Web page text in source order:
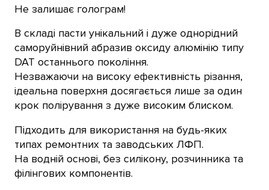
Не залишає голограм!
В складі пасти унікальний і дуже однорідний
саморуйнівний абразив оксиду алюмінію типу
DAT останнього покоління.
Незважаючи на високу ефективність різання,
ідеальна поверхня досягається лише за один
крок полірування з дуже високим блиском.
Підходить для використання на будь-яких
типах ремонтних та заводських ЛФП.
На водній основі, без силікону, розчинника та
філінгових компонентів.